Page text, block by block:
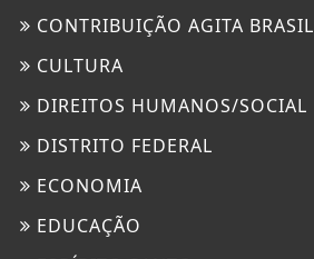
CONTRIBUIÇÃO AGITA BRASIL
CULTURA
DIREITOS HUMANOS/SOCIAL
DISTRITO FEDERAL
ECONOMIA
EDUCAÇÃO